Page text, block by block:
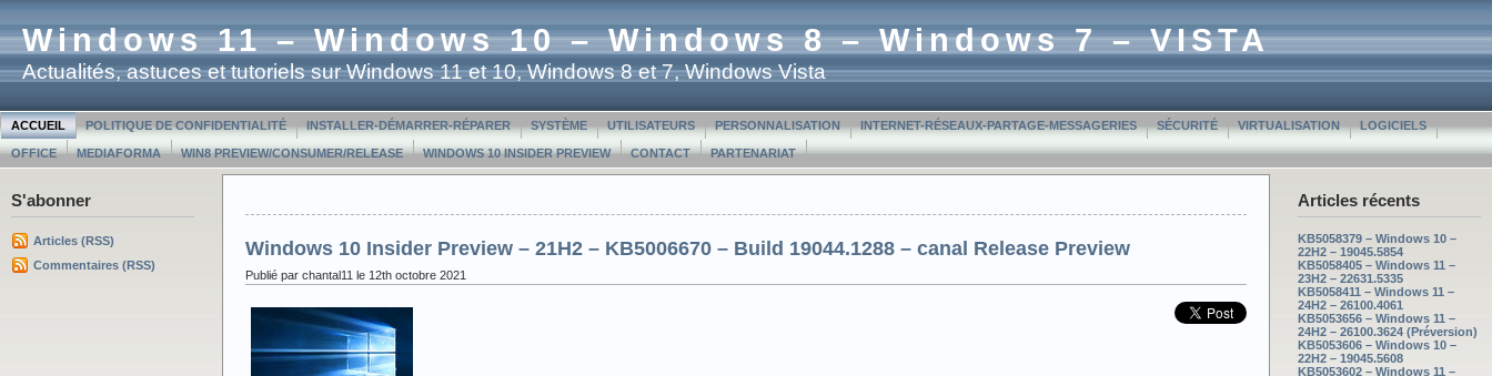
Windows 11 – Windows 10 – Windows 8 – Windows 7 – VISTA
Actualités, astuces et tutoriels sur Windows 11 et 10, Windows 8 et 7, Windows Vista
ACCUEIL POLITIQUE DE CONFIDENTIALITÉ INSTALLER-DÉMARRER-RÉPARER SYSTÈME UTILISATEURS PERSONNALISATION INTERNET-RÉSEAUX-PARTAGE-MESSAGERIES SÉCURITÉ VIRTUALISATION LOGICIELS
OFFICE MEDIAFORMA WIN8 PREVIEW/CONSUMER/RELEASE WINDOWS 10 INSIDER PREVIEW CONTACT PARTENARIAT
S'abonner
Articles (RSS)
Commentaires (RSS)
Articles récents
KB5058379 – Windows 10 –
22H2 – 19045.5854
KB5058405 – Windows 11 –
23H2 – 22631.5335
KB5058411 – Windows 11 –
24H2 – 26100.4061
KB5053656 – Windows 11 –
24H2 – 26100.3624 (Préversion)
KB5053606 – Windows 10 –
22H2 – 19045.5608
KB5053602 – Windows 11 –
Windows 10 Insider Preview – 21H2 – KB5006670 – Build 19044.1288 – canal Release Preview
Publié par chantal11 le 12th octobre 2021